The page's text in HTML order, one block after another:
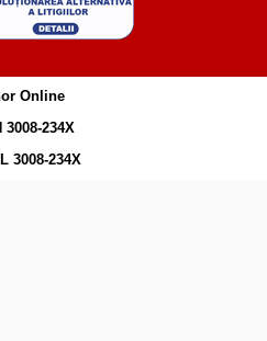
Online
3008-234X
3008-234X